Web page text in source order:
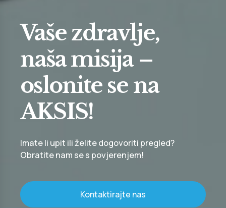
Vaše zdravlje,
naša misija –
oslonite se na
AKSIS!
Imate li upit ili želite dogovoriti pregled?
Obratite nam se s povjerenjem!
Kontaktirajte nas